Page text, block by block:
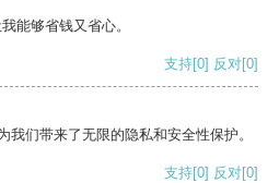
能够省钱又省心。
支持[0] 反对[0]
们带来了无限的隐私和安全性保护。
支持[0] 反对[0]